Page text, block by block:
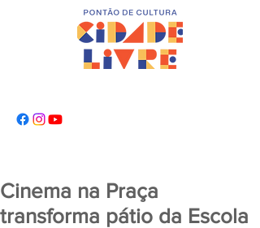
Cinema na Praça
transforma pátio da Escola